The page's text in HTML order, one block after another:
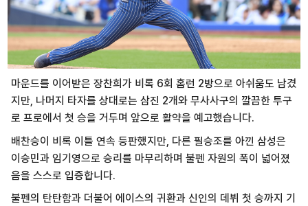
마운드를 이어받은 장찬희가 비록 6회 홈런 2방으로 아쉬움도 남겼
지만, 나머지 타자를 상대로는 삼진 2개와 무사사구의 깔끔한 투구
로 프로에서 첫 승을 거두며 앞으로 활약을 예고했습니다.
배찬승이 비록 이틀 연속 등판했지만, 다른 필승조를 아낀 삼성은
이승민과 임기영으로 승리를 마무리하며 불펜 자원의 폭이 넓어졌
음을 스스로 입증합니다.
불펜의 탄탄함과 더불어 에이스의 귀환과 신인의 데뷔 첫 승까지 기